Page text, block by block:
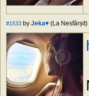
#1533 by Jeka♥ (La Nesfârșit)